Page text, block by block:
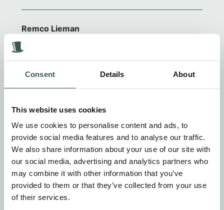
Consent Details About
This website uses cookies
We use cookies to personalise content and ads, to
provide social media features and to analyse our traffic.
We also share information about your use of our site with
our social media, advertising and analytics partners who
may combine it with other information that you’ve
provided to them or that they’ve collected from your use
of their services.
Remco Lieman
1 jaar geleden
Gecondoleerd en veel sterkte.
Kees en Mieke Louwen
1 jaar geleden
We willen jullie van harte condoleren met het verlies
van je lieve man en jullie vader. Nanny heel veel sterkte
toegewenst nu Jan er niet meer is. Voor altijd in jullie